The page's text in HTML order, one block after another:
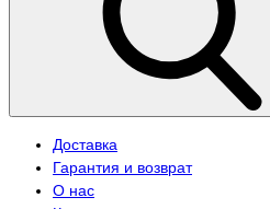
Доставка
Гарантия и возврат
О нас